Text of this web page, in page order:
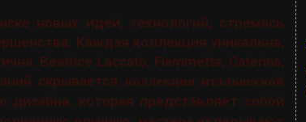
новых идей, технологий, стремясь
Каждая коллекция уникальна,
Beatrice Laccato, Fiammetta, Caterina,
скрывается коллекция итальянской
дизайна, которая представляет собой